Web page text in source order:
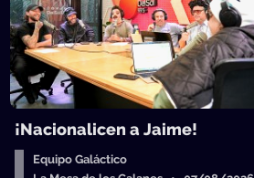
¡Nacionalicen a Jaime!
Equipo Galáctico